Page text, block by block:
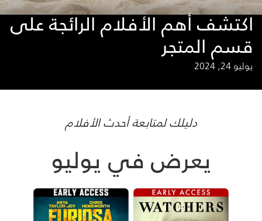
اكتشف أهم الأفلام الرائجة على
قسم المتجر
يوليو 24, 2024
دليلك لمتابعة أحدث الأفلام
يعرض في يوليو